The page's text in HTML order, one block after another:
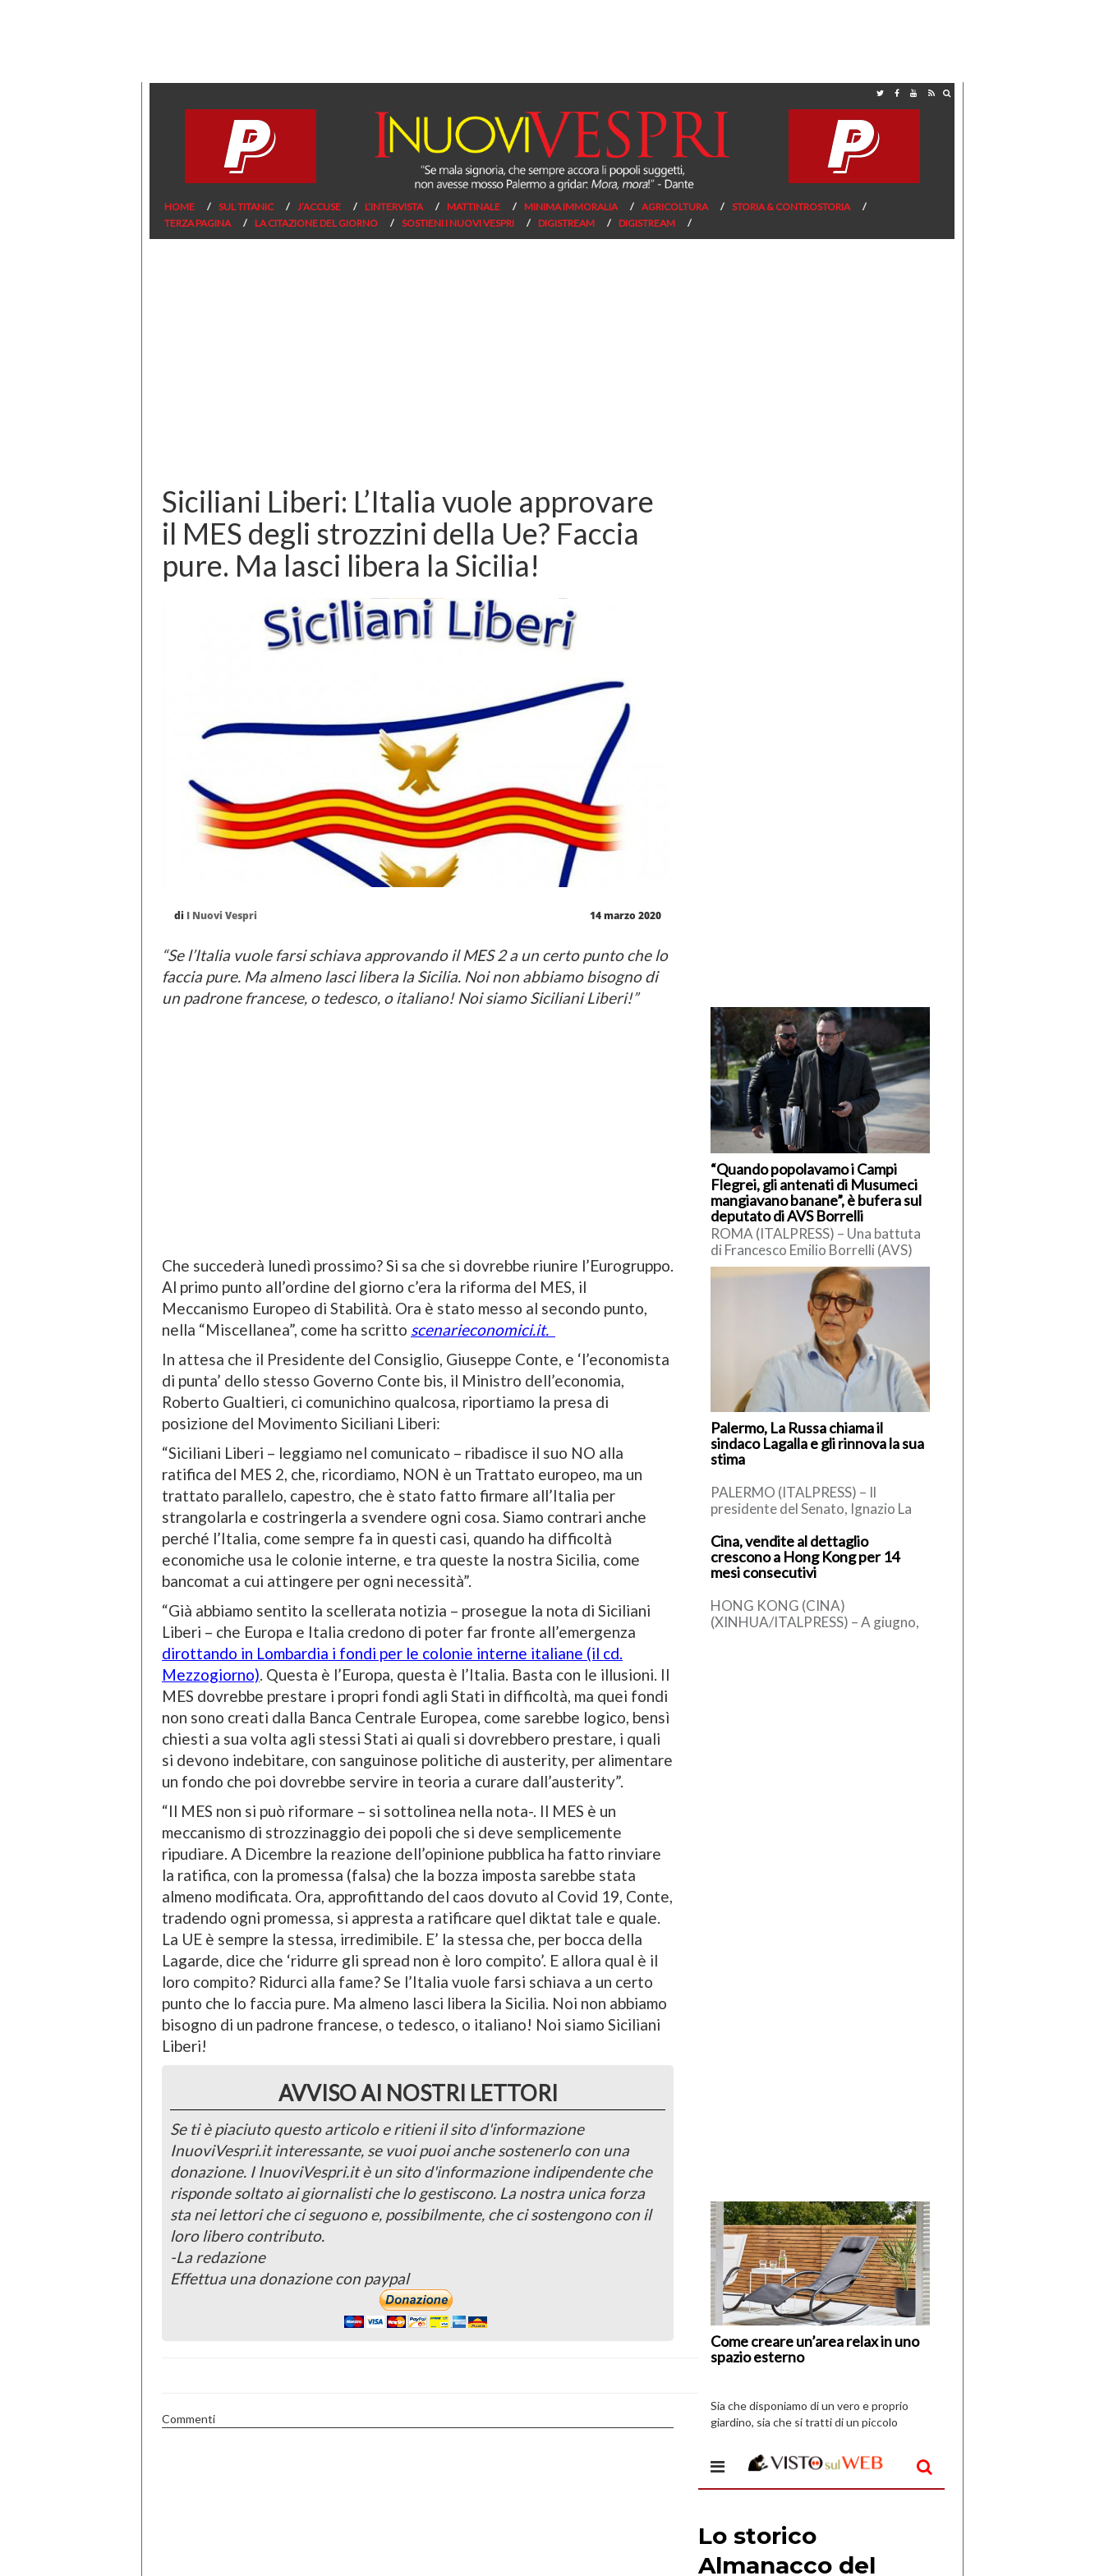
HOME SUL TITANIC J’ACCUSE L’INTERVISTA MATTINALE MINIMA IMMORALIA AGRICOLTURA
STORIA & CONTROSTORIA
TERZA PAGINA
LA CITAZIONE DEL GIORNO SOSTIENI I NUOVI VESPRI DIGISTREAM DIGISTREAM
Siciliani Liberi: L’Italia vuole approvare
il MES degli strozzini della Ue? Faccia
pure. Ma lasci libera la Sicilia!
di I Nuovi Vespri 14 marzo 2020
“Se l’Italia vuole farsi schiava approvando il MES 2 a un certo punto che lo
faccia pure. Ma almeno lasci libera la Sicilia. Noi non abbiamo bisogno di
un padrone francese, o tedesco, o italiano! Noi siamo Siciliani Liberi!”
Che succederà lunedì prossimo? Si sa che si dovrebbe riunire l’Eurogruppo.
Al primo punto all’ordine del giorno c’era la riforma del MES, il
Meccanismo Europeo di Stabilità. Ora è stato messo al secondo punto,
nella “Miscellanea”, come ha scritto scenarieconomici.it.
In attesa che il Presidente del Consiglio, Giuseppe Conte, e ‘l’economista
di punta’ dello stesso Governo Conte bis, il Ministro dell’economia,
Roberto Gualtieri, ci comunichino qualcosa, riportiamo la presa di
posizione del Movimento Siciliani Liberi:
“Siciliani Liberi – leggiamo nel comunicato – ribadisce il suo NO alla
ratifica del MES 2, che, ricordiamo, NON è un Trattato europeo, ma un
trattato parallelo, capestro, che è stato fatto firmare all’Italia per
strangolarla e costringerla a svendere ogni cosa. Siamo contrari anche
perché l’Italia, come sempre fa in questi casi, quando ha difficoltà
economiche usa le colonie interne, e tra queste la nostra Sicilia, come
bancomat a cui attingere per ogni necessità”.
“Già abbiamo sentito la scellerata notizia – prosegue la nota di Siciliani
Liberi – che Europa e Italia credono di poter far fronte all’emergenza
dirottando in Lombardia i fondi per le colonie interne italiane (il cd.
Mezzogiorno). Questa è l’Europa, questa è l’Italia. Basta con le illusioni. Il
MES dovrebbe prestare i propri fondi agli Stati in difficoltà, ma quei fondi
non sono creati dalla Banca Centrale Europea, come sarebbe logico, bensì
chiesti a sua volta agli stessi Stati ai quali si dovrebbero prestare, i quali
si devono indebitare, con sanguinose politiche di austerity, per alimentare
un fondo che poi dovrebbe servire in teoria a curare dall’austerity”.
“Il MES non si può riformare – si sottolinea nella nota-. Il MES è un
meccanismo di strozzinaggio dei popoli che si deve semplicemente
ripudiare. A Dicembre la reazione dell’opinione pubblica ha fatto rinviare
la ratifica, con la promessa (falsa) che la bozza imposta sarebbe stata
almeno modificata. Ora, approfittando del caos dovuto al Covid 19, Conte,
tradendo ogni promessa, si appresta a ratificare quel diktat tale e quale.
La UE è sempre la stessa, irredimibile. E’ la stessa che, per bocca della
Lagarde, dice che ‘ridurre gli spread non è loro compito’. E allora qual è il
loro compito? Ridurci alla fame? Se l’Italia vuole farsi schiava a un certo
punto che lo faccia pure. Ma almeno lasci libera la Sicilia. Noi non abbiamo
bisogno di un padrone francese, o tedesco, o italiano! Noi siamo Siciliani
Liberi!
AVVISO AI NOSTRI LETTORI
Se ti è piaciuto questo articolo e ritieni il sito d'informazione
InuoviVespri.it interessante, se vuoi puoi anche sostenerlo con una
donazione. I InuoviVespri.it è un sito d'informazione indipendente che
risponde soltato ai giornalisti che lo gestiscono. La nostra unica forza
sta nei lettori che ci seguono e, possibilmente, che ci sostengono con il
loro libero contributo.
-La redazione
Effettua una donazione con paypal
Commenti
“Quando popolavamo i Campi
Flegrei, gli antenati di Musumeci
mangiavano banane”, è bufera sul
deputato di AVS Borrelli
ROMA (ITALPRESS) – Una battuta
di Francesco Emilio Borrelli (AVS)
sui siciliani ha innescato polemiche.
Intervistato da Radio Cusano,
Palermo, La Russa chiama il
sindaco Lagalla e gli rinnova la sua
stima
PALERMO (ITALPRESS) – Il
presidente del Senato, Ignazio La
l’Italpress, ha telefonato al sindaco
di Palermo, […]
Cina, vendite al dettaglio
crescono a Hong Kong per 14
mesi consecutivi
HONG KONG (CINA)
(XINHUA/ITALPRESS) – A giugno,
Come creare un’area relax in uno
spazio esterno
di
I
Vespri
Sia che disponiamo di un vero e proprio
giardino, sia che si tratti di un piccolo